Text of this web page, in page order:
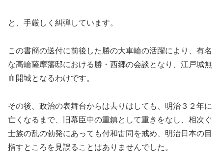
と、手厳しく糾弾しています。
この書簡の送付に前後した勝の大車輪の活躍により、有名
な高輪薩摩藩邸における勝・西郷の会談となり、江戸城無
血開城となるわけです。
その後、政治の表舞台からは去りはしても、明治３２年に
亡くなるまで、旧幕臣中の重鎮として重きをなし、相次ぐ
士族の乱の勃発にあっても付和雷同を戒め、明治日本の目
指すところを見誤ることはありませんでした。